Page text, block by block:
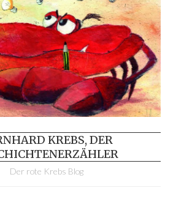
KREBS, DER
Der rote Krebs Blog